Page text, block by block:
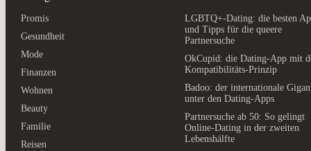
Promis
Gesundheit
Mode
Finanzen
Wohnen
Beauty
Familie
Reisen
LGBTQ+-Dating: die besten
und Tipps für die queere
Partnersuche
OkCupid: die Dating-App mit
Kompatibilitäts-Prinzip
Badoo: der internationale
unter den Dating-Apps
Partnersuche ab 50: So gelingt
Online-Dating in der zweiten
Lebenshälfte